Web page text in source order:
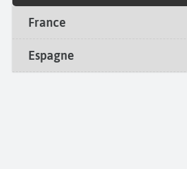
France
Espagne